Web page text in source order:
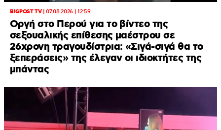
BIGPOST TV|07.08.2026 | 12:59
Οργή στο Περού για το βίντεο της
σεξουαλικής επίθεσης μαέστρου σε
26χρονη τραγουδίστρια: «Σιγά-σιγά θα το
ξεπεράσεις» της έλεγαν οι ιδιοκτήτες της
μπάντας